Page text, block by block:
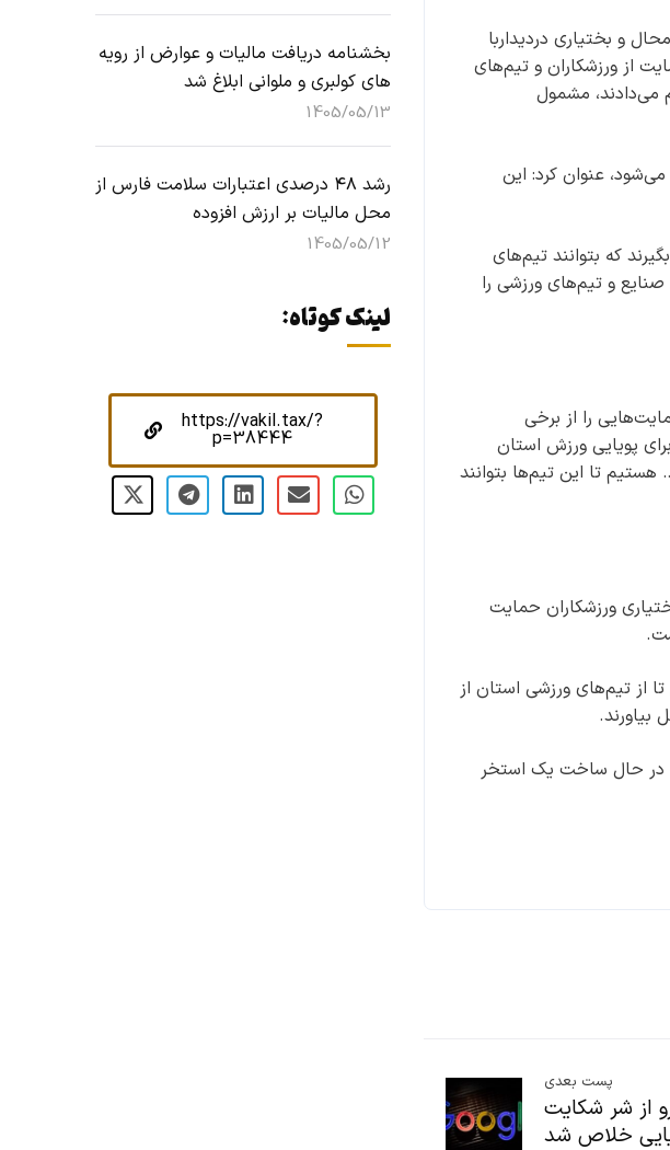
و بختیاری دردیداربا
از ورزشکاران و تیم‌های
می‌دادند، مشمول
می‌شود، عنوان کرد: این
که بتوانند تیم‌های
صنایع و تیم‌های ورزشی را
را از برخی
پویایی ورزش استان
تا این تیم‌ها بتوانند
ورزشکاران حمایت
از تیم‌های ورزشی استان از
بیاورند.
در حال ساخت یک استخر
پست بعدی
یورو از شر شکایت
خلاص شد
بخشنامه دریافت مالیات و عوارض از رویه
های کولبری و ملوانی ابلاغ شد
1405/05/13
رشد ۴۸ درصدی اعتبارات سلامت فارس از
محل مالیات بر ارزش افزوده
1405/05/12
لینک کوتاه:
https://vakil.tax/?
p=38444